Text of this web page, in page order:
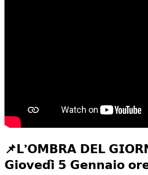
📌𝗟’𝗢𝗠𝗕𝗥𝗔 𝗗𝗘𝗟
𝗚𝗶𝗼𝘃𝗲𝗱𝗶̀ 𝟱 𝗚𝗲𝗻𝗻𝗮𝗶𝗼